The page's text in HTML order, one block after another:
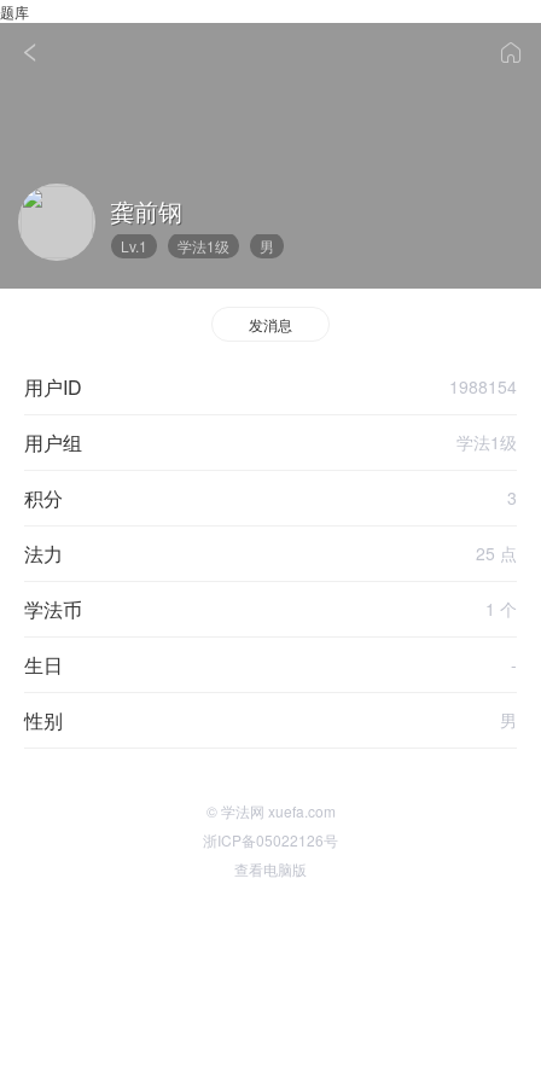
题库
龚前钢
Lv.1 学法1级 男
发消息
用户ID 1988154
用户组 学法1级
积分 3
法力 25 点
学法币 1 个
生日 -
性别 男
© 学法网 xuefa.com
浙ICP备05022126号
查看电脑版